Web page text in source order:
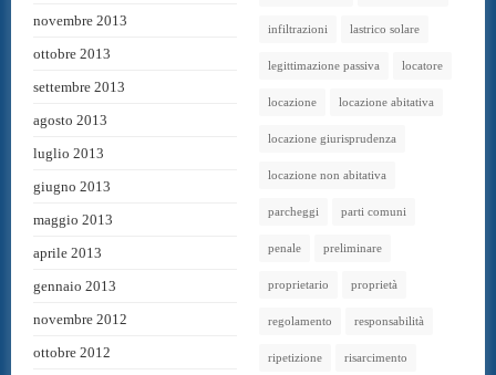
novembre 2013
ottobre 2013
settembre 2013
agosto 2013
luglio 2013
giugno 2013
maggio 2013
aprile 2013
gennaio 2013
novembre 2012
ottobre 2012
infiltrazioni lastrico solare
legittimazione passiva locatore
locazione locazione abitativa
locazione giurisprudenza
locazione non abitativa
parcheggi parti comuni
penale preliminare
proprietario proprietà
regolamento responsabilità
ripetizione risarcimento